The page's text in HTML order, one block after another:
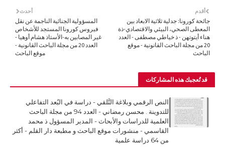
أحدث
المسؤولية الجنائية الناجمة عن نقل
فيروس كورونا المستجد للأشخاص
غير المصابين به-الأستاذ هشام أوهيا -
العدد 20 من مجلة الباحث القانونية -
موقع الباحث
أقدم
جائحة كورونا: جدلية ثلاثية الابعاد بين
المعطى الصحي، البيئي والاقتصادي-ذة
هناء أيتوتهن - ذ خياطي مصطفى - العدد
20 من مجلة الباحث القانونية - موقع
الباحث
قد تُعجبك هذه المشاركات
النص الرقمي وبلاغة التَّلقي - دراسة في البُعد التفاعلي
للتدوينة . محسن رمضاني - العدد 94 من مجلة الباحث
العلمية للدراسات والأبحاث - المدير المسؤول ذ محمد
القاسمي - منشورات موقع الباحث و مطبعة دار القلم - أكثر
من 64 دراسة علمية